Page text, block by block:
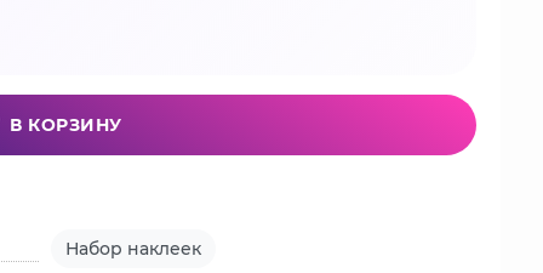
В КОРЗИНУ
Набор наклеек